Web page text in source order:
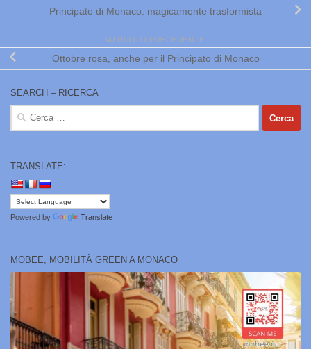
Principato di Monaco: magicamente trasformista
ARTICOLO PRECEDENTE
Ottobre rosa, anche per il Principato di Monaco
SEARCH – RICERCA
Ricerca
TRANSLATE:
Powered by Translate
MOBEE, MOBILITÀ GREEN A MONACO